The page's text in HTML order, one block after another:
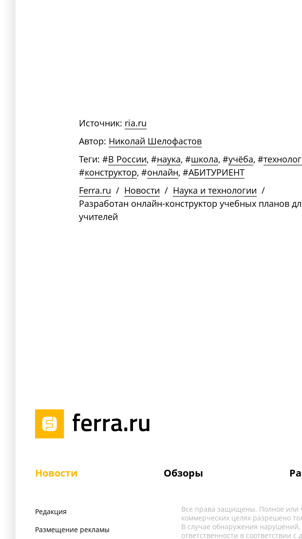
Источник: ria.ru
Автор: Николай Шелофастов
Теги: #В России, #наука, #школа, #учёба, #
#конструктор, #онлайн, #АБИТУРИЕНТ
Ferra.ru / Новости / Наука и технологии /
Разработан онлайн-конструктор учебных планов
учителей
Новости Обзоры
Редакция
Размещение рекламы
Все права защищены. Полное или
коммерческих целях разрешено
В случае обнаружения
ответственности в соответствии